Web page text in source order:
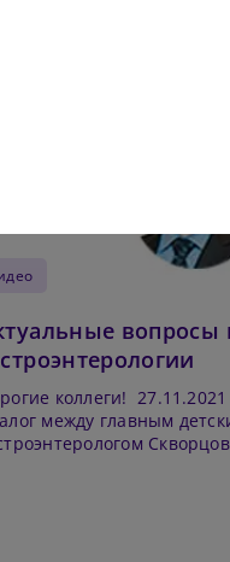
вопросы
коллеги! 27.11.2021 состоялся вебинар-
между главным